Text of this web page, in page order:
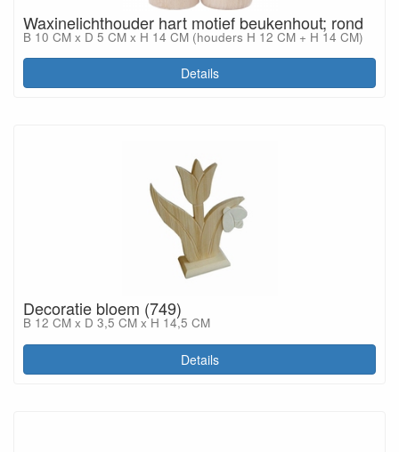
Waxinelichthouder hart motief beukenhout; rond
B 10 CM x D 5 CM x H 14 CM (houders H 12 CM + H 14 CM)
Details
Decoratie bloem (749)
B 12 CM x D 3,5 CM x H 14,5 CM
Details